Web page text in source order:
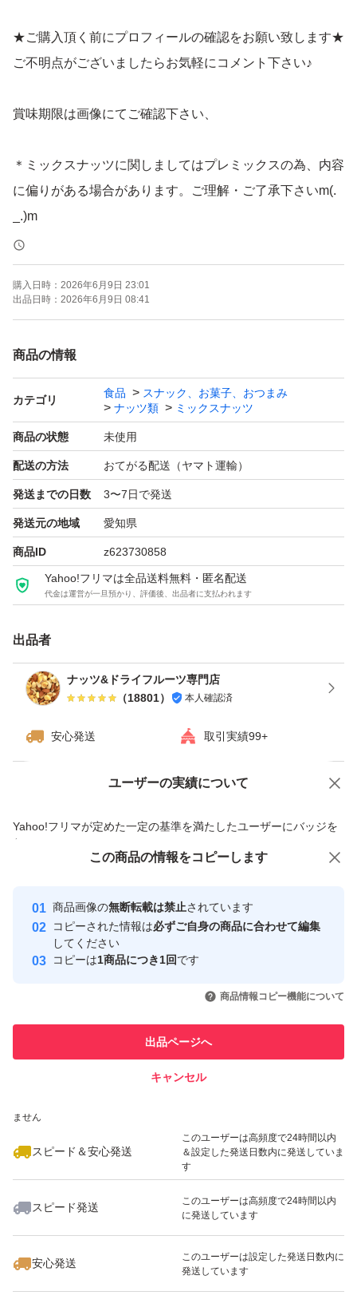
★ご購入頂く前にプロフィールの確認をお願い致します★
ご不明点がございましたらお気軽にコメント下さい♪
賞味期限は画像にてご確認下さい、
＊ミックスナッツに関しましてはプレミックスの為、内容
に偏りがある場合があります。ご理解・ご了承下さいm(.
_.)m
＊ドライフルーツとナッツのミックスは発送日の袋詰めで
もナッツがしけてしまう可能性がございます。ご理解・ご
了承下さい。
素焼きアーモンド
低糖質
ローカーボ
おつまみ
お菓子作り
ミックスナッツ
おやつ
ギルトフリー
ダイエット
うす塩
種類ミックスナッツ
購入日時： 2026年6月9日 23:01
出品日時： 2026年6月9日 08:41
商品の情報
カテゴリ
食品
スナック、お菓子、おつまみ
ナッツ類
ミックスナッツ
商品の状態 未使用
配送の方法 おてがる配送（ヤマト運輸）
発送までの日数 3〜7日で発送
発送元の地域 愛知県
商品ID z623730858
Yahoo!フリマは全品送料無料・匿名配送
代金は運営が一旦預かり、評価後、出品者に支払われます
出品者
ナッツ&ドライフルーツ専門店
（18801） 本人確認済
安心発送 取引実績99+
ユーザーの実績について
Yahoo!フリマが定めた一定の基準を満たしたユーザーにバッジを
付与しています
安心取引出品者
心・安全なユーザーです
取引実績
引を完了させた実績があります
での取引実績があります
ません
スピード＆安心発送
このユーザーは高頻度で24時間以内
＆設定した発送日数内に発送していま
す
スピード発送
このユーザーは高頻度で24時間以内
に発送しています
安心発送
このユーザーは設定した発送日数内に
発送しています
価格の相談 商品への質問
この商品の情報をコピーします
商品画像の無断転載は禁止されています
コピーされた情報は必ずご自身の商品に合わせて編集
してください
コピーは1商品につき1回です
商品情報コピー機能について
出品ページへ
キャンセル
この商品をみている人にオススメ
いいね！
1,380